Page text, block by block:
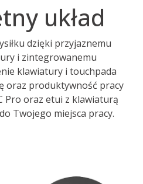
układ
dzięki przyjaznemu
i zintegrowanemu
klawiatury i touchpada
oraz produktywność pracy
Pro oraz etui z klawiaturą
Twojego miejsca pracy.